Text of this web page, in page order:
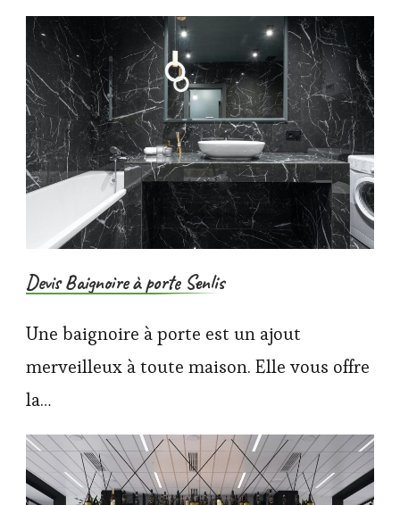
Devis Baignoire à porte Senlis
Une baignoire à porte est un ajout
merveilleux à toute maison. Elle vous offre
la…